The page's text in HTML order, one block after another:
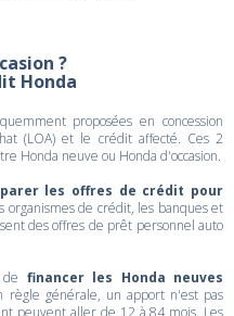
?
Honda
proposées en concession
(LOA) et le crédit affecté. Ces 2
Honda neuve ou Honda d'occasion.
les offres de crédit pour
organismes de crédit, les banques et
des offres de prêt personnel auto
financer les Honda neuves
règle générale, un apport n'est pas
peuvent aller de 12 à 84 mois. Les